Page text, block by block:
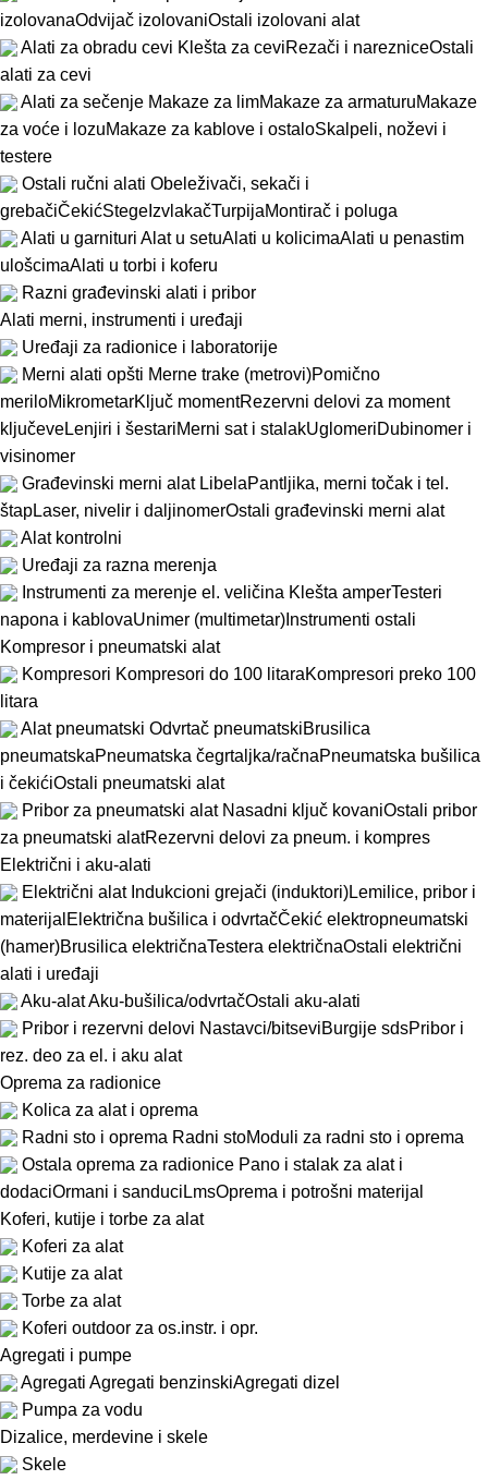
izolovanaOdvijač izolovaniOstali izolovani alat
Alati za obradu cevi Klešta za ceviRezači i narezniceOstali
alati za cevi
Alati za sečenje Makaze za limMakaze za armaturuMakaze
za voće i lozuMakaze za kablove i ostaloSkalpeli, noževi i
testere
Ostali ručni alati Obeleživači, sekači i
grebačiČekićStege IzvlakačTurpijaMontirač i poluga
Alati u garnituri Alat u setuAlati u kolicimaAlati u penastim
ulošcimaAlati u torbi i koferu
Razni građevinski alati i pribor
Alati merni, instrumenti i uređaji
Uređaji za radionice i laboratorije
Merni alati opšti Merne trake (metrovi)Pomično
meriloMikrometarKljuč momentRezervni delovi za moment
ključeveLenjiri i šestariMerni sat i stalakUglomeriDubinomer i
visinomer
Građevinski merni alat LibelaPantljika, merni točak i tel.
štapLaser, nivelir i daljinomerOstali građevinski merni alat
Alat kontrolni
Uređaji za razna merenja
Instrumenti za merenje el. veličina Klešta amperTesteri
napona i kablovaUnimer (multimetar) Instrumenti ostali
Kompresor i pneumatski alat
Kompresori Kompresori do 100 litaraKompresori preko 100
litara
Alat pneumatski Odvrtač pneumatskiBrusilica
pneumatskaPneumatska čegrtaljka/račnaPneumatska bušilica
i čekićiOstali pneumatski alat
Pribor za pneumatski alat Nasadni ključ kovaniOstali pribor
za pneumatski alatRezervni delovi za pneum. i kompres
Električni i aku-alati
Električni alat Indukcioni grejači (induktori)Lemilice, pribor i
materijal Električna bušilica i odvrtačČekić elektropneumatski
(hamer)Brusilica električnaTestera električnaOstali električni
alati i uređaji
Aku-alatAku-bušilica/odvrtačOstali aku-alati
Pribor i rezervni delovi Nastavci/bitseviBurgije sdsPribor i
rez. deo za el. i aku alat
Oprema za radionice
Kolica za alat i oprema
Radni sto i oprema Radni stoModuli za radni sto i oprema
Ostala oprema za radionice Pano i stalak za alat i
dodaciOrmani i sanduci LmsOprema i potrošni materijal
Koferi, kutije i torbe za alat
Koferi za alat
Kutije za alat
Torbe za alat
Koferi outdoor za os.instr. i opr.
Agregati i pumpe
Agregati Agregati benzinskiAgregati dizel
Pumpa za vodu
Dizalice, merdevine i skele
Skele